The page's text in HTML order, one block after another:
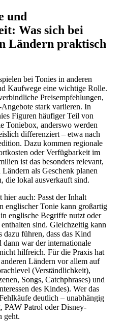
und
Was sich bei
Ländern praktisch
bei Tonies in anderen
Kaufwege eine wichtige Rolle.
Preisempfehlungen,
stark variieren. In
Figuren häufiger Teil von
Toniebox, anderswo werden
differenziert – etwa nach
Dazu kommen regionale
oder Verfügbarkeit im
ist das besonders relevant,
als Geschenk planen
die lokal ausverkauft sind.
auch: Passt der Inhalt
englischer Tonie kann großartig
englische Begriffe nutzt oder
sind. Gleichzeitig kann
dazu führen, dass das Kind
war der internationale
hilfreich. Für die Praxis hat
Ländern vor allem auf
(Verständlichkeit),
Songs, Catchphrases) und
des Kindes). Wer das
deutlich – unabhängig
PAW Patrol oder Disney-
geht.